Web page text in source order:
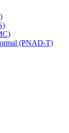
(PNAD-T)